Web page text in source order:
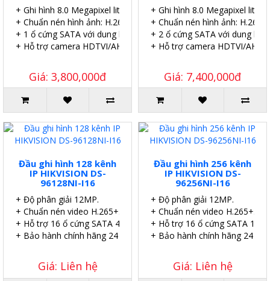
+ Ghi hình 8.0 Megapixel lite 8 kênh.
+ Chuẩn nén hình ảnh: H.265 Pro+/H.265 Pro.
+ 1 ổ cứng SATA với dung lượng 10TB.
+ Hỗ trợ camera HDTVI/AHD/CVI/CVBS/IP.
Giá: 3,800,000đ
+ Ghi hình 8.0 Megapixel lite 8
+ Chuẩn nén hình ảnh: H.265
+ 2 ổ cứng SATA với dung
+ Hỗ trợ camera HDTVI/AHD/
Giá: 7,400,000đ
Đầu ghi hình 128 kênh
IP HIKVISION DS-
96128NI-I16
+ Độ phân giải 12MP.
+ Chuẩn nén video H.265+.
+ Hỗ trợ 16 ổ cứng SATA 4TB.
+ Bảo hành chính hãng 24 tháng.
Giá: Liên hệ
Đầu ghi hình 256 kênh
IP HIKVISION DS-
96256NI-I16
+ Độ phân giải 12MP.
+ Chuẩn nén video H.265+.
+ Hỗ trợ 16 ổ cứng SATA
+ Bảo hành chính hãng 24
Giá: Liên hệ